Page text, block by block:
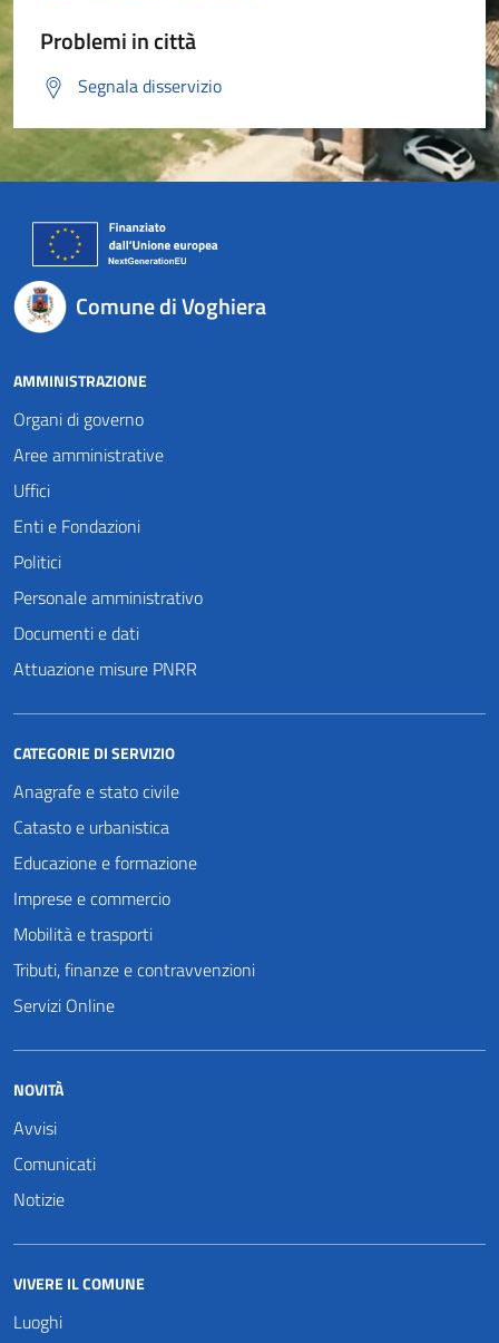
Problemi in città
Segnala disservizio
Comune di Voghiera
AMMINISTRAZIONE
Organi di governo
Aree amministrative
Uffici
Enti e Fondazioni
Politici
Personale amministrativo
Documenti e dati
Attuazione misure PNRR
CATEGORIE DI SERVIZIO
Anagrafe e stato civile
Catasto e urbanistica
Educazione e formazione
Imprese e commercio
Mobilità e trasporti
Tributi, finanze e contravvenzioni
Servizi Online
NOVITÀ
Avvisi
Comunicati
Notizie
VIVERE IL COMUNE
Luoghi